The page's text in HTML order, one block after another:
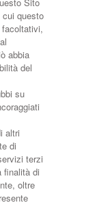
questo
abbia
del
su
altri
di
terzi
finalità di
oltre